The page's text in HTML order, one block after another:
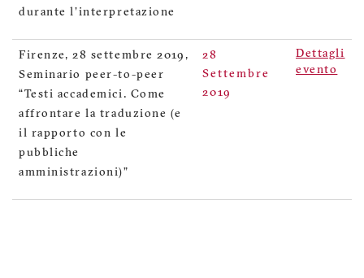
durante l'interpretazione
Firenze, 28 settembre 2019,
Seminario peer-to-peer
“Testi accademici. Come
affrontare la traduzione (e
il rapporto con le
pubbliche
amministrazioni)”
28
Settembre
2019
Dettagli
evento